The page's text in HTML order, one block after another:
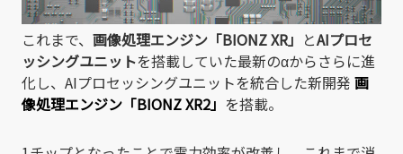
これまで、 画像処理エンジン「BIONZ XR」 とAIプロセ
ッシングユニットを搭載していた最新のαからさらに進
化し、AIプロセッシングユニットを統合した新開発 画
像処理エンジン「BIONZ XR2」 を搭載。